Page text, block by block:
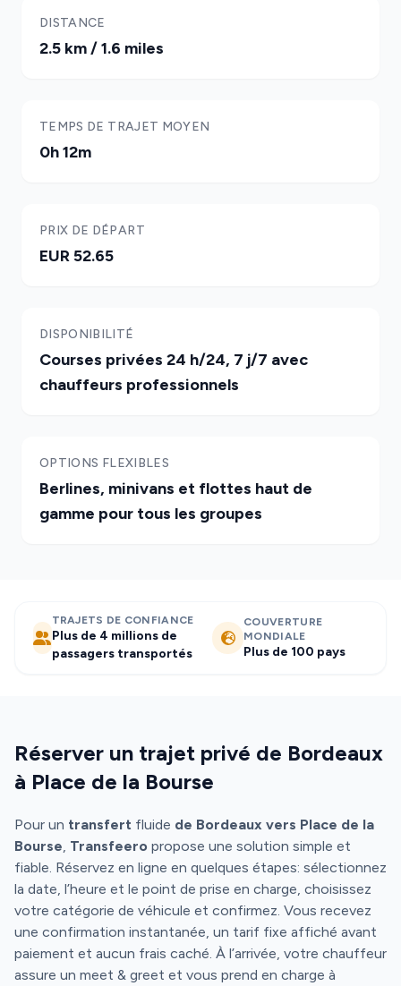
DISTANCE
2.5 km / 1.6 miles
TEMPS DE TRAJET MOYEN
0h 12m
PRIX DE DÉPART
EUR 52.65
DISPONIBILITÉ
Courses privées 24 h/24, 7 j/7 avec
chauffeurs professionnels
OPTIONS FLEXIBLES
Berlines, minivans et flottes haut de
gamme pour tous les groupes
TRAJETS DE CONFIANCE
Plus de 4 millions de
passagers transportés
COUVERTURE
MONDIALE
Plus de 100 pays
Réserver un trajet privé de Bordeaux
à Place de la Bourse
Pour un transfert fluide de Bordeaux vers Place de la
Bourse, Transfeero propose une solution simple et
fiable. Réservez en ligne en quelques étapes: sélectionnez
la date, l’heure et le point de prise en charge, choisissez
votre catégorie de véhicule et confirmez. Vous recevez
une confirmation instantanée, un tarif fixe affiché avant
paiement et aucun frais caché. À l’arrivée, votre chauffeur
assure un meet & greet et vous prend en charge à